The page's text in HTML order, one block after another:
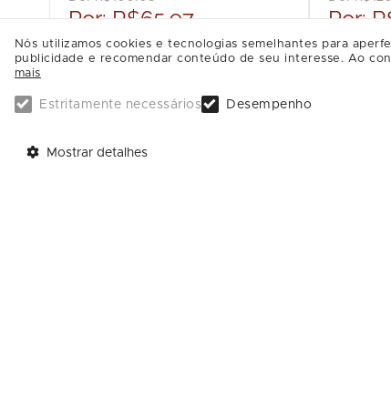
Por:R$65.97 Por:
Nós utilizamos cookies e tecnologias semelhantes para
publicidade e recomendar conteúdo de seu interesse. Ao
mais
Estritamente necessários Desempenho
Mostrar detalhes